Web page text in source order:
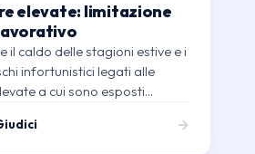
elevate: limitazione
il caldo delle stagioni estive e i
infortunistici legati alle
a cui sono esposti…